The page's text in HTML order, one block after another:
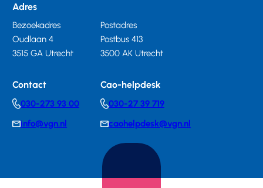
Adres
Bezoekadres
Oudlaan 4
3515 GA Utrecht
Postadres
Postbus 413
3500 AK Utrecht
Contact
Telephonenumber
030-273 93 00
E-info@vgn.nl
Cao-helpdesk
Telephonenumber
030-27 39 719
E-caohelpdesk@vgn.nl